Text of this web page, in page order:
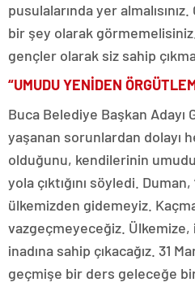
pusulalarında yer
bir şey olarak
gençler olarak siz sahip
“UMUDU YENİDEN
Buca Belediye Başkan Adayı
yaşanan sorunlardan dolayı
olduğunu, kendilerinin
yola çıktığını söyledi.
ülkemizden gidemeyiz.
vazgeçmeyeceğiz.
inadına sahip çıkacağız. 31
geçmişe bir ders geleceğe